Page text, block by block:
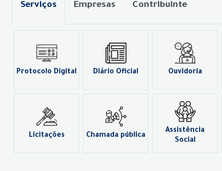
Serviços Empresas Contribuinte
Protocolo Digital Diário Oficial Ouvidoria
Licitações Chamada pública
Assistência
Social